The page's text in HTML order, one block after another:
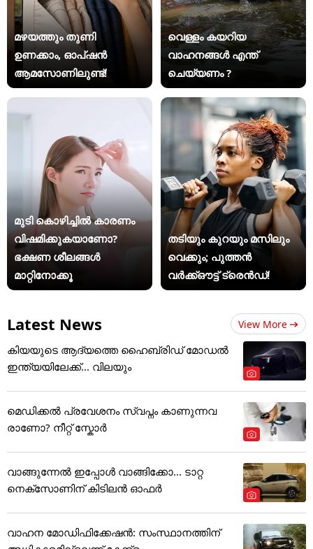
മഴയത്തും തുണി
ഉണക്കാം, ഓപ്ഷൻ
ആമസോണിലുണ്ട്!
വെള്ളം കയറിയ
വാഹനങ്ങൾ എന്ത്
ചെയ്യണം ?
മുടി കൊഴിച്ചിൽ കാരണം
വിഷമിക്കുകയാണോ?
ഭക്ഷണ ശീലങ്ങൾ
മാറ്റിനോക്കൂ
തടിയും കുറയും മസിലും
വെക്കും; പുത്തൻ
വർക്ക്ഔട്ട് ട്രെൻഡ്!
Latest News View More
കിയയുടെ ആദ്യത്തെ ഹൈബ്രിഡ് മോഡൽ
ഇന്ത്യയിലേക്ക്... വിലയും
മെഡിക്കല്‍ പ്രവേശനം സ്വപ്നം കാണുന്നവ
രാണോ? നീറ്റ് സ്കോർ
വാങ്ങുന്നേൽ ഇപ്പോൾ വാങ്ങിക്കോ... ടാറ്റ
നെക്സോണിന് കിടിലൻ ഓഫർ
വാഹന മോഡിഫിക്കേഷൻ: സംസ്ഥാനത്തിന്